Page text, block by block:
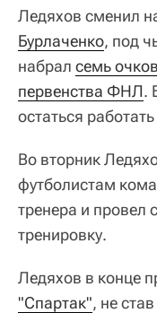
Ледяхов сменил
Бурлаченко, под
набрал семь
первенства ФНЛ.
остаться
Во вторник
футболистам
тренера и провел
тренировку.
Ледяхов в конце
"Спартак", не